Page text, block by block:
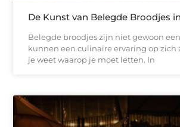
De Kunst van Belegde Broodjes
Belegde broodjes zijn niet gewoon
kunnen een culinaire ervaring op zich
je weet waarop je moet letten. In